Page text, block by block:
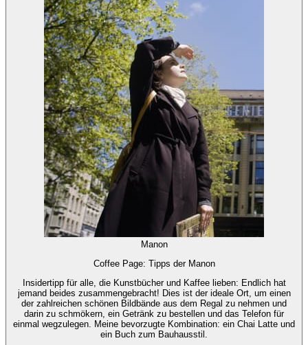
Manon
Coffee Page: Tipps der Manon
Insidertipp für alle, die Kunstbücher und Kaffee lieben: Endlich hat
jemand beides zusammengebracht! Dies ist der ideale Ort, um einen
der zahlreichen schönen Bildbände aus dem Regal zu nehmen und
darin zu schmökern, ein Getränk zu bestellen und das Telefon für
einmal wegzulegen. Meine bevorzugte Kombination: ein Chai Latte und
ein Buch zum Bauhausstil.